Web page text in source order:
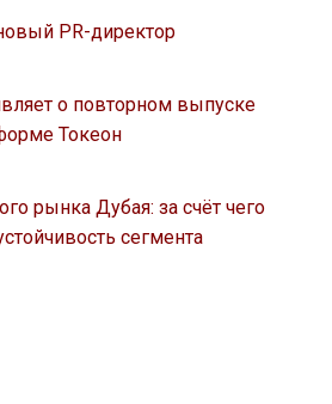
PR-директор
о повторном выпуске
Токеон
рынка Дубая: за счёт чего
сегмента